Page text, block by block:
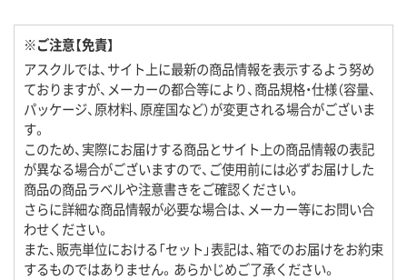
※ご注意【免責】
アスクルでは、サイト上に最新の商品情報を表示するよう努め
ておりますが、メーカーの都合等により、商品規格・仕様（容量、
パッケージ、原材料、原産国など）が変更される場合がございま
す。
このため、実際にお届けする商品とサイト上の商品情報の表記
が異なる場合がございますので、ご使用前には必ずお届けした
商品の商品ラベルや注意書きをご確認ください。
さらに詳細な商品情報が必要な場合は、メーカー等にお問い合
わせください。
また、販売単位における「セット」表記は、箱でのお届けをお約束
するものではありません。あらかじめご了承ください。